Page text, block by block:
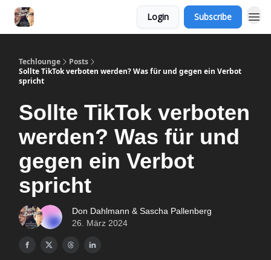
Login Subscribe
Techlounge
Posts
Sollte TikTok verboten werden? Was für und gegen ein Verbot
spricht
Sollte TikTok verboten
werden? Was für und
gegen ein Verbot
spricht
Don Dahlmann & Sascha Pallenberg
26. März 2024